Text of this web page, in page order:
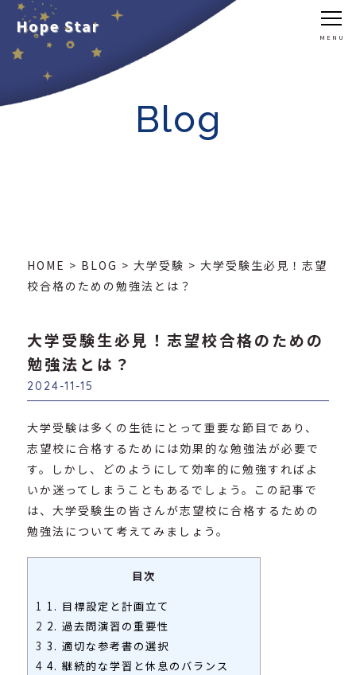
Hope Star
Blog
HOME > BLOG > 大学受験 > 大学受験生必見！志望
校合格のための勉強法とは？
大学受験生必見！志望校合格のための
勉強法とは？
2024-11-15
大学受験は多くの生徒にとって重要な節目であり、
志望校に合格するためには効果的な勉強法が必要で
す。しかし、どのようにして効率的に勉強すればよ
いか迷ってしまうこともあるでしょう。この記事で
は、大学受験生の皆さんが志望校に合格するための
勉強法について考えてみましょう。
目次
1 1. 目標設定と計画立て
2 2. 過去問演習の重要性
3 3. 適切な参考書の選択
4 4. 継続的な学習と休息のバランス